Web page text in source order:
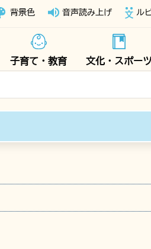
ページ
背景色 音声読み上げ ル
子育て・教育 文化・スポーツ